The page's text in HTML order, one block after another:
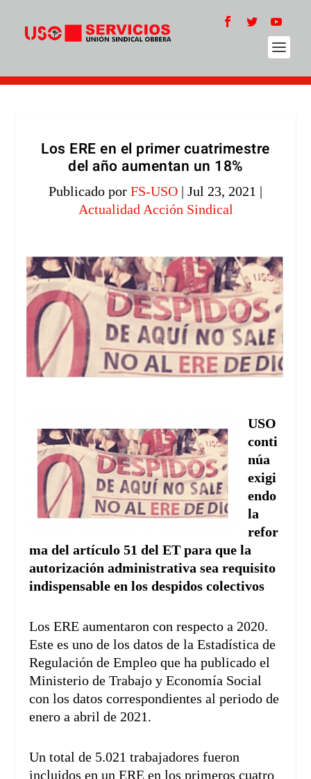
Los ERE en el primer cuatrimestre
del año aumentan un 18%
Publicado por FS-USO | Jul 23, 2021 |
Actualidad Acción Sindical
USO
conti
núa
exigi
endo
la
refor
ma del artículo 51 del ET para que la
autorización administrativa sea requisito
indispensable en los despidos colectivos
Los ERE aumentaron con respecto a 2020.
Este es uno de los datos de la Estadística de
Regulación de Empleo que ha publicado el
Ministerio de Trabajo y Economía Social
con los datos correspondientes al periodo de
enero a abril de 2021.
Un total de 5.021 trabajadores fueron
incluidos en un ERE en los primeros cuatro